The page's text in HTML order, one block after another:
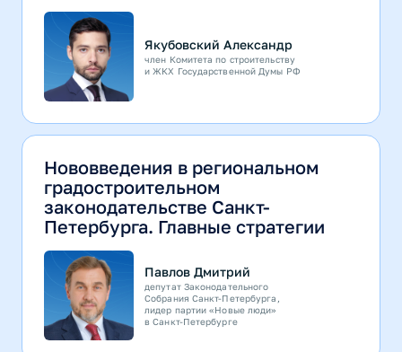
Якубовский Александр
член Комитета по строительству
и ЖКХ Государственной Думы РФ
Нововведения в региональном
градостроительном
законодательстве Санкт-
Петербурга. Главные стратегии
Павлов Дмитрий
депутат Законодательного
Собрания Санкт-Петербурга,
лидер партии «Новые люди»
в Санкт-Петербурге